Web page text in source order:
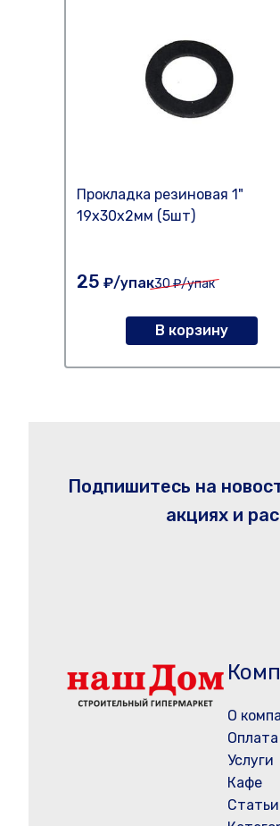
Прокладка резиновая 1"
19х30х2мм (5шт)
25 ₽/упак30₽/упак
В корзину
Подпишитесь на
акциях и
О
Услуги
Кафе
Статьи